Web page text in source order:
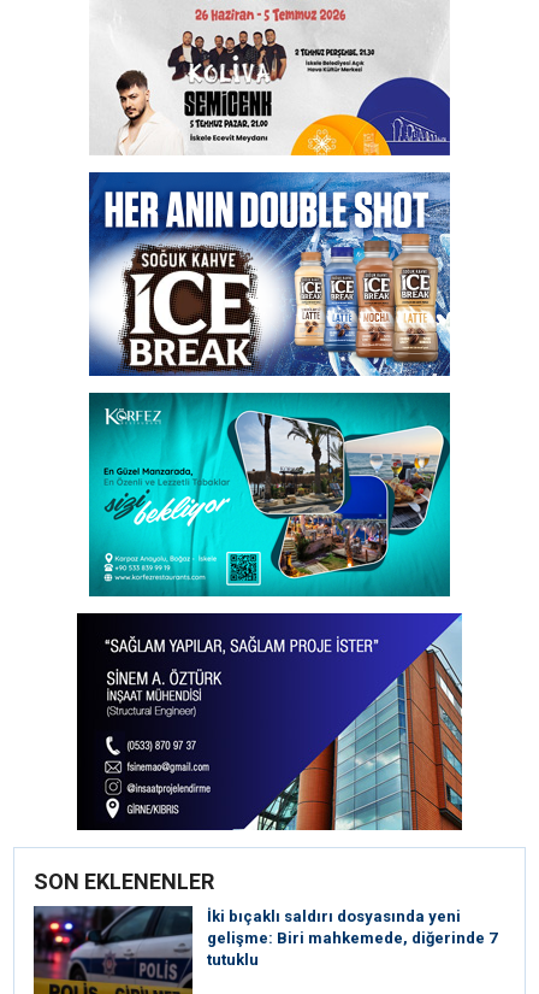
SON EKLENENLER
İki bıçaklı saldırı dosyasında yeni
gelişme: Biri mahkemede, diğerinde 7
tutuklu